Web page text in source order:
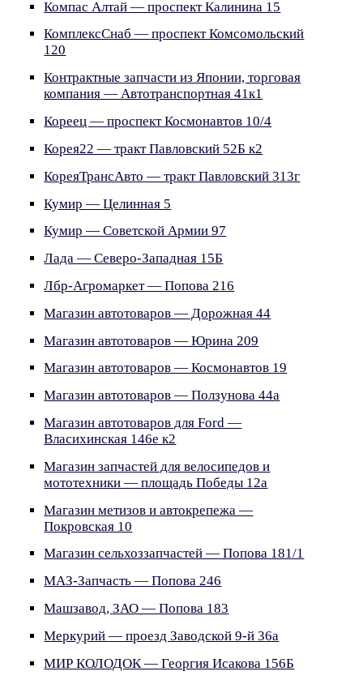
Компас Алтай — проспект Калинина 15
КомплексСнаб — проспект Комсомольский
120
Контрактные запчасти из Японии, торговая
компания — Автотранспортная 41к1
Кореец — проспект Космонавтов 10/4
Корея22 — тракт Павловский 52Б к2
КореяТрансАвто — тракт Павловский 313г
Кумир — Целинная 5
Кумир — Советской Армии 97
Лада — Северо-Западная 15Б
Лбр-Агромаркет — Попова 216
Магазин автотоваров — Дорожная 44
Магазин автотоваров — Юрина 209
Магазин автотоваров — Космонавтов 19
Магазин автотоваров — Ползунова 44а
Магазин автотоваров для Ford —
Власихинская 146е к2
Магазин запчастей для велосипедов и
мототехники — площадь Победы 12а
Магазин метизов и автокрепежа —
Покровская 10
Магазин сельхоззапчастей — Попова 181/1
МАЗ-Запчасть — Попова 246
Машзавод, ЗАО — Попова 183
Меркурий — проезд Заводской 9-й 36а
МИР КОЛОДОК — Георгия Исакова 156Б